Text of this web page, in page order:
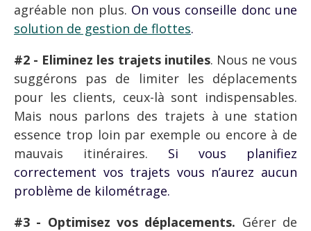
agréable non plus. On vous conseille donc une
solution de gestion de flottes.
#2 - Eliminez les trajets inutiles. Nous ne vous
suggérons pas de limiter les déplacements
pour les clients, ceux-là sont indispensables.
Mais nous parlons des trajets à une station
essence trop loin par exemple ou encore à de
mauvais itinéraires. Si vous planifiez
correctement vos trajets vous n’aurez aucun
problème de kilométrage.
#3 - Optimisez vos déplacements. Gérer de